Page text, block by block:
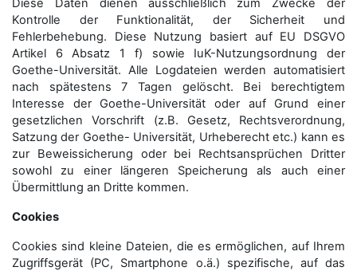
Diese Daten dienen ausschließlich zum Zwecke der
Kontrolle der Funktionalität, der Sicherheit und
Fehlerbehebung. Diese Nutzung basiert auf EU DSGVO
Artikel 6 Absatz 1 f) sowie IuK-Nutzungsordnung der
Goethe-Universität. Alle Logdateien werden auto­matisiert
nach spätestens 7 Tagen gelöscht. Bei berechtigtem
Interesse der Goethe-Universität oder auf Grund einer
gesetzlichen Vorschrift (z.B. Gesetz, Rechtsverordnung,
Satzung der Goethe- Universität, Urheberecht etc.) kann es
zur Beweissicherung oder bei Rechtsansprüchen Dritter
sowohl zu einer längeren Speicherung als auch einer
Übermittlung an Dritte kommen.
Cookies
Cookies sind kleine Dateien, die es ermöglichen, auf Ihrem
Zugriffsgerät (PC, Smartphone o.ä.) spezifische, auf das